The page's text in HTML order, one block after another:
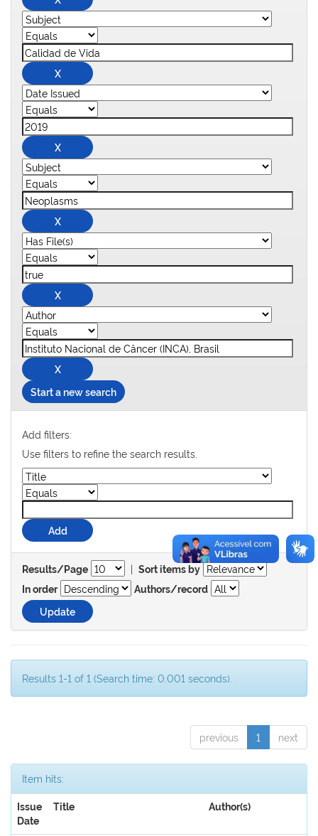
Start a new search
Add filters:
Use filters to refine the search results.
Results/Page | Sort items by
In order
Authors/record
Results 1-1 of 1 (Search time: 0.001 seconds).
previous 1 next
Item hits:
Issue
Date
Title Author(s)